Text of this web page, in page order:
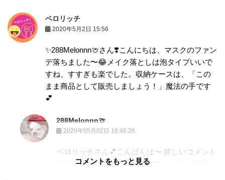
ベロリッチ
2020年5月2日 15:56
✨288Melonnn🍈さん❣️こんにちは、マスクのファン
デ落ちました〜😂メイク落としは泡タイプいいで
すね、すすぎも楽でした。収納ケースは、「この
まま商品として販売しましょう！」魔法の手です
💕
288Melonnn🍈
2020年05月02日 18:46:26
ベロリッチさん💕こんばんは〜 嬉しいコメント
ありがとうございます😭 泡クレンジング試し
コメントをもっと見る